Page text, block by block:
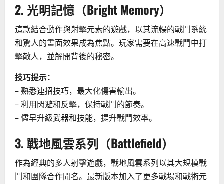
2. 光明記憶（Bright Memory）
這款結合動作與射擊元素的遊戲，以其流暢的戰鬥系統
和驚人的畫面效果成為焦點。玩家需要在高速戰鬥中打
擊敵人，並解開背後的秘密。
技巧提示：
– 熟悉連招技巧，最大化傷害輸出。
– 利用閃避和反擊，保持戰鬥的節奏。
– 儘早升級武器和技能，提升戰鬥效率。
3. 戰地風雲系列（Battlefield）
作為經典的多人射擊遊戲，戰地風雲系列以其大規模戰
鬥和團隊合作聞名。最新版本加入了更多戰場和戰術元